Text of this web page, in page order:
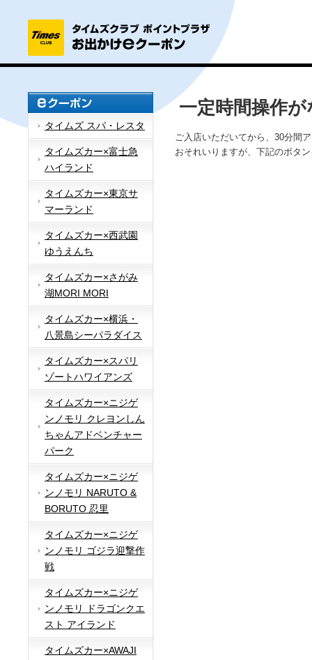
タイムズ スパ・レスタ
タイムズカー×富士急
ハイランド
タイムズカー×東京サ
マーランド
タイムズカー×西武園
ゆうえんち
タイムズカー×さがみ
湖MORI MORI
タイムズカー×横浜・
八景島シーパラダイス
タイムズカー×スパリ
ゾートハワイアンズ
タイムズカー×ニジゲ
ンノモリ クレヨンしん
ちゃんアドベンチャー
パーク
タイムズカー×ニジゲ
ンノモリ NARUTO &
BORUTO 忍里
タイムズカー×ニジゲ
ンノモリ ゴジラ迎撃作
戦
タイムズカー×ニジゲ
ンノモリ ドラゴンクエ
スト アイランド
タイムズカー×AWAJI
一定時間操作
ご入店いただいてから、30分間
おそれいりますが、下記のボタ